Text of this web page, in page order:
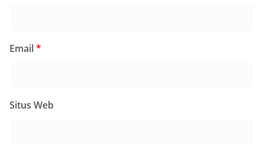
Email*
Situs Web